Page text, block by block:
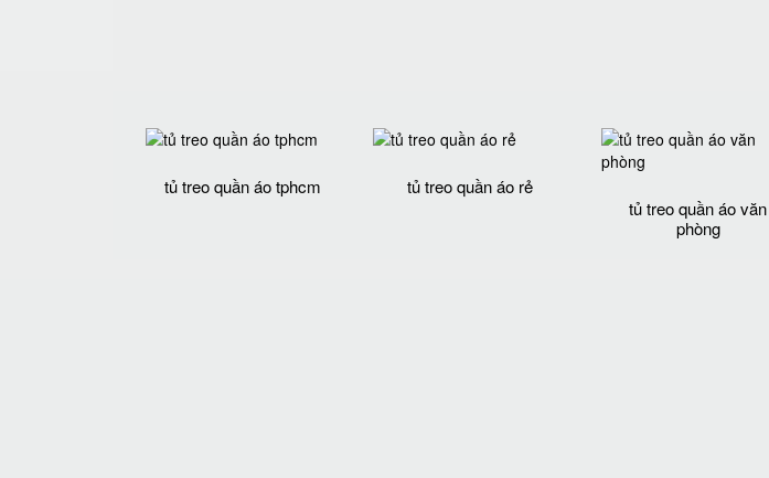
tủ treo quần áo tphcm
tủ treo quần áo rẻ
tủ treo quần áo văn
phòng